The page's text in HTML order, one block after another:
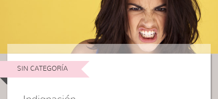
SIN CATEGORÍA